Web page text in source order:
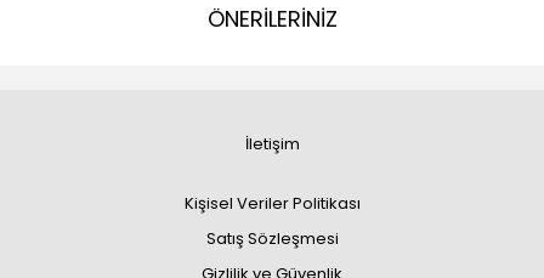
ÖNERİLERİNİZ
İletişim
Kişisel Veriler Politikası
Satış Sözleşmesi